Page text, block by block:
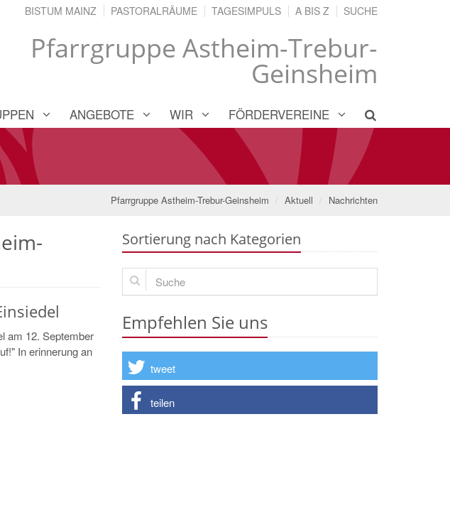
Pfarrgruppe Astheim-Trebur-
Geinsheim
BISTUM MAINZ PASTORALRÄUME TAGESIMPULS A BIS Z SUCHE
ANGEBOTE WIR FÖRDERVEREINE
Pfarrgruppe Astheim-Trebur-Geinsheim Aktuell Nachrichten
am 12. September
In erinnerung an
Sortierung nach Kategorien
Suche
Empfehlen Sie uns
tweet
teilen